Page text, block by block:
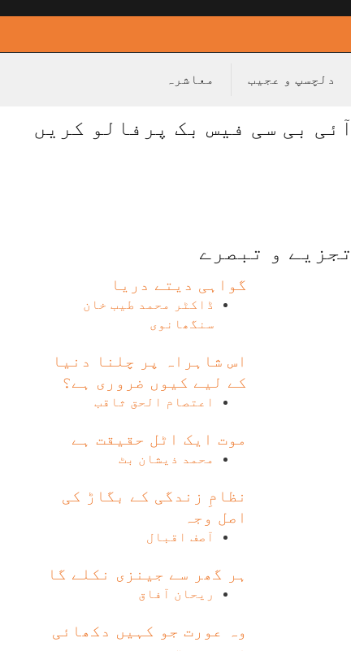
دلچسپ و عجیب معاشرہ
آئی بی سی فیس بک پرفالو کریں
تجزیے و تبصرے
گواہی دیتے دریا
ڈاکٹر محمد طیب خان
سنگھانوی
اس شاہراہ پر چلنا دنیا
کے لیے کیوں ضروری ہے؟
اعتصام الحق ثاقب
موت ایک اٹل حقیقت ہے
محمد ذیشان بٹ
نظامِ زندگی کے بگاڑ کی
اصل وجہ
آصف اقبال
ہر گھر سے جینزی نکلے گا
ریحان آفاق
وہ عورت جو کہیں دکھائی